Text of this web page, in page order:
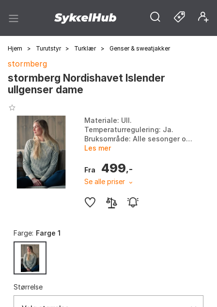
Hjem > Turutstyr > Turklær > Genser & sweatjakker
stormberg
stormberg Nordishavet Islender
ullgenser dame
Materiale: Ull.
Temperaturregulering: Ja.
Bruksområde: Alle sesonger og
bruksområder. Design: Tidløst,
1. Størrelse: 3XL, L.
Les mer
Fra 499,-
Se alle priser
Farge: Farge 1
Størrelse